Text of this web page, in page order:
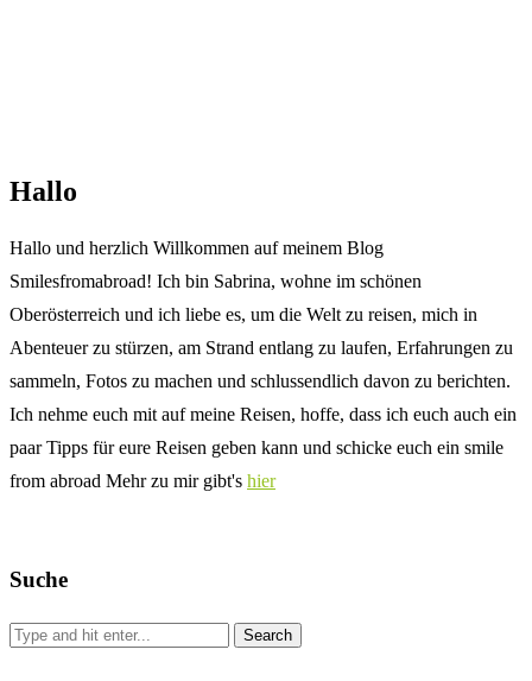
Hallo
Hallo und herzlich Willkommen auf meinem Blog
Smilesfromabroad! Ich bin Sabrina, wohne im schönen
Oberösterreich und ich liebe es, um die Welt zu reisen, mich in
Abenteuer zu stürzen, am Strand entlang zu laufen, Erfahrungen zu
sammeln, Fotos zu machen und schlussendlich davon zu berichten.
Ich nehme euch mit auf meine Reisen, hoffe, dass ich euch auch ein
paar Tipps für eure Reisen geben kann und schicke euch ein smile
from abroad Mehr zu mir gibt's hier
Suche